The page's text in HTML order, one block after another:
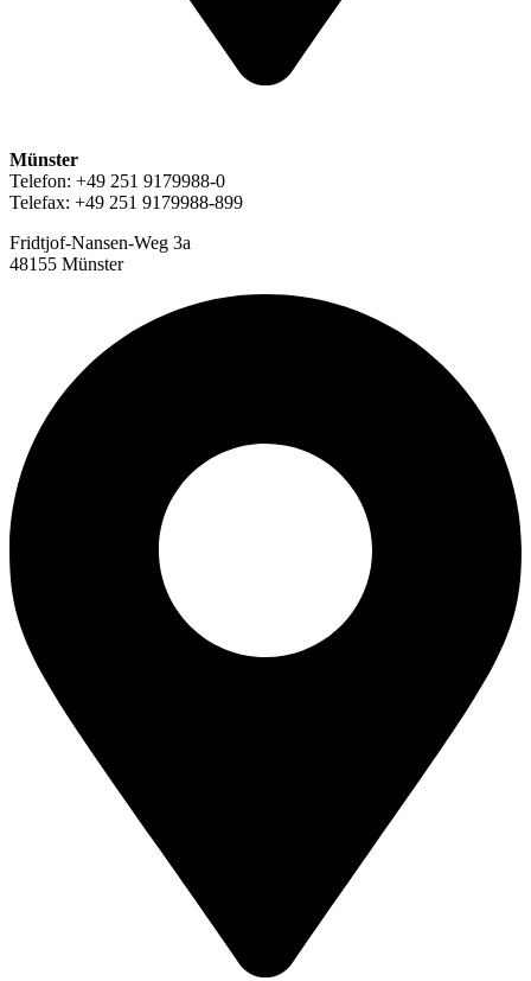
Münster
Telefon: +49 251 9179988-0
Telefax: +49 251 9179988-899
Fridtjof-Nansen-Weg 3a
48155 Münster